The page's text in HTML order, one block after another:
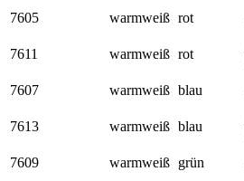
7605
warmweiß rot
7611
warmweiß rot
7607
warmweiß blau
7613
warmweiß blau
7609
warmweiß grün